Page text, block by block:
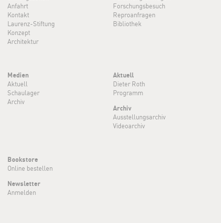
Anfahrt
Kontakt
Laurenz-Stiftung
Konzept
Architektur
Forschungsbesuch
Reproanfragen
Bibliothek
Medien
Aktuell
Schaulager
Archiv
Aktuell
Dieter Roth
Programm
Archiv
Ausstellungsarchiv
Videoarchiv
Bookstore
Online bestellen
Newsletter
Anmelden